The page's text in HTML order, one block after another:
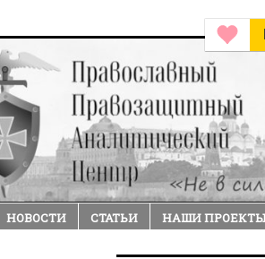
НОВОСТИ СТАТЬИ НАШИ